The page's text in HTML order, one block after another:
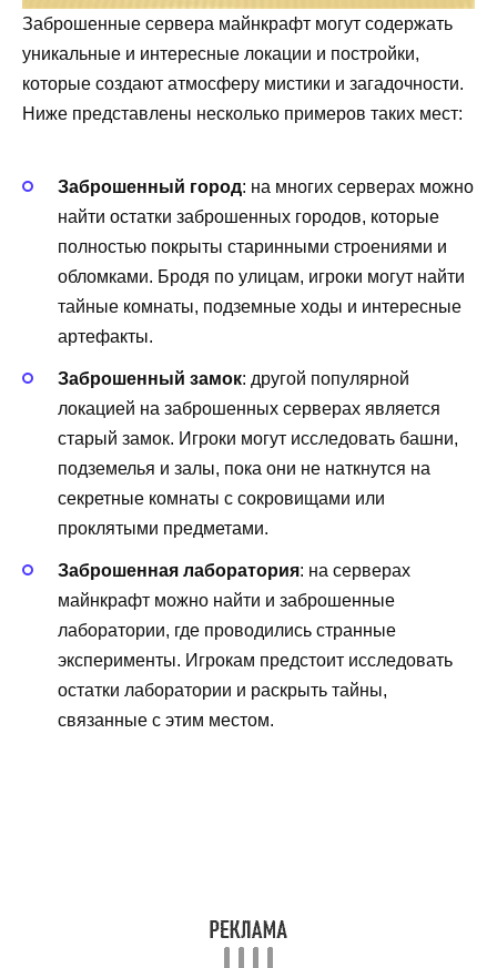
Заброшенные сервера майнкрафт могут содержать
уникальные и интересные локации и постройки,
которые создают атмосферу мистики и загадочности.
Ниже представлены несколько примеров таких мест:
Заброшенный город: на многих серверах можно
найти остатки заброшенных городов, которые
полностью покрыты старинными строениями и
обломками. Бродя по улицам, игроки могут найти
тайные комнаты, подземные ходы и интересные
артефакты.
Заброшенный замок: другой популярной
локацией на заброшенных серверах является
старый замок. Игроки могут исследовать башни,
подземелья и залы, пока они не наткнутся на
секретные комнаты с сокровищами или
проклятыми предметами.
Заброшенная лаборатория: на серверах
майнкрафт можно найти и заброшенные
лаборатории, где проводились странные
эксперименты. Игрокам предстоит исследовать
остатки лаборатории и раскрыть тайны,
связанные с этим местом.